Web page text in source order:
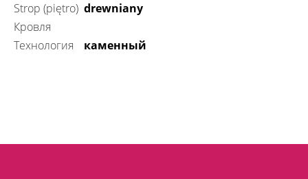
Strop (piętro) drewniany
Кровля
технология
каменный